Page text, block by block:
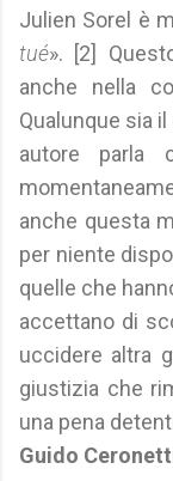
Julien Sorel è
tué». [2]
anche nella
Qualunque sia
autore parla
anche questa
per niente
quelle che
accettano di
uccidere altra
giustizia che
una pena
Guido